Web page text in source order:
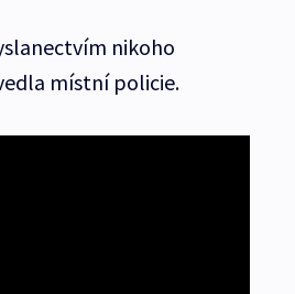
nikoho
místní policie.